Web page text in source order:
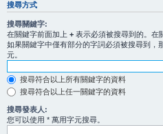
搜尋方式
搜尋關鍵字:
在關鍵字前面加上 + 表示必須被搜尋到的。在
如果關鍵字中僅有部分的字詞必須被搜尋到，
元。
搜尋符合以上所有關鍵字的資料
搜尋符合以上任一關鍵字的資料
搜尋發表人:
您可以使用 * 萬用字元搜尋。